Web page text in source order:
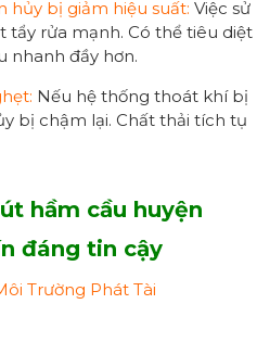
hủy bị giảm hiệu suất: Việc sử
tẩy rửa mạnh. Có thể tiêu diệt
nhanh đầy hơn.
Nếu hệ thống thoát khí bị
bị chậm lại. Chất thải tích tụ
hầm cầu huyện
đáng tin cậy
Trường Phát Tài